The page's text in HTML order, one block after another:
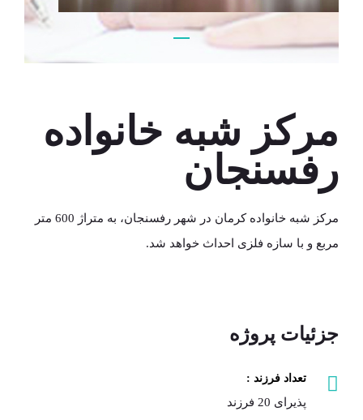
مرکز شبه خانواده
رفسنجان
مرکز شبه خانواده کرمان در شهر رفسنجان، به متراژ 600 متر
مربع و با سازه فلزی احداث خواهد شد.
جزئیات پروژه
تعداد فرزند :
پذیرای 20 فرزند